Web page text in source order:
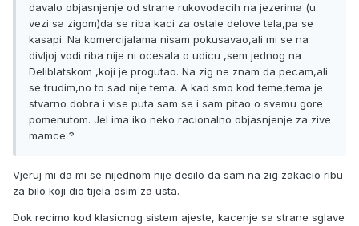
davalo objasnjenje od strane rukovodecih na jezerima (u
vezi sa zigom)da se riba kaci za ostale delove tela,pa se
kasapi. Na komercijalama nisam pokusavao,ali mi se na
divljoj vodi riba nije ni ocesala o udicu ,sem jednog na
Deliblatskom ,koji je progutao. Na zig ne znam da pecam,ali
se trudim,no to sad nije tema. A kad smo kod teme,tema je
stvarno dobra i vise puta sam se i sam pitao o svemu gore
pomenutom. Jel ima iko neko racionalno objasnjenje za zive
mamce ?
Vjeruj mi da mi se nijednom nije desilo da sam na zig zakacio ribu
za bilo koji dio tijela osim za usta.
Dok recimo kod klasicnog sistem ajeste, kacenje sa strane sglave